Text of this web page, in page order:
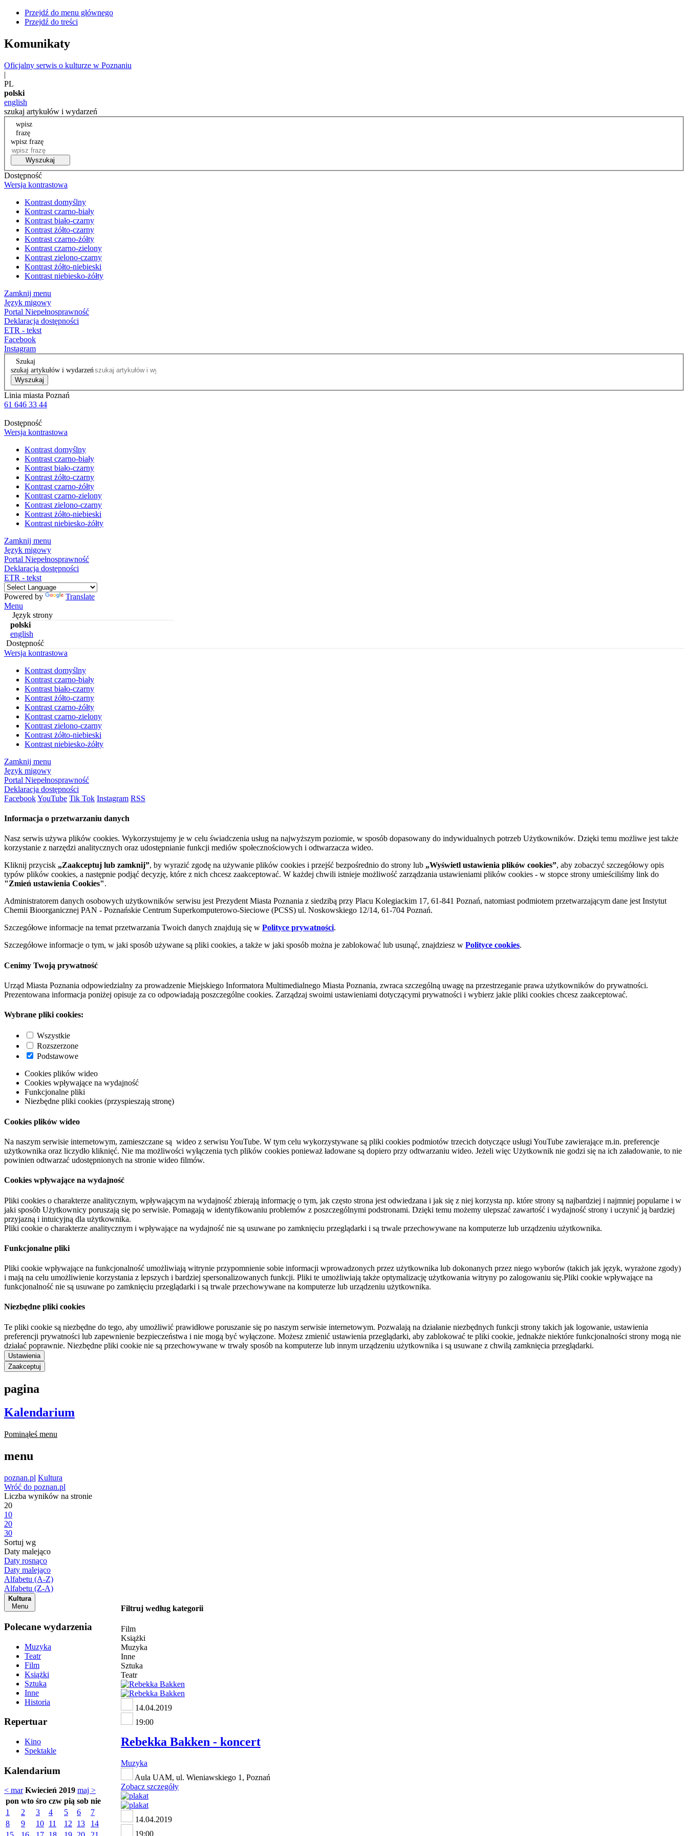
Przejdź do menu głównego
Przejdź do treści
Komunikaty
Oficjalny serwis o kulturze w Poznaniu
|
PL
polski
english
szukaj artykułów i wydarzeń
wpisz
frazę
wpisz frazę
Wyszukaj
Dostępność
Wersja kontrastowa
Kontrast domyślny
Kontrast czarno-biały
Kontrast biało-czarny
Kontrast żółto-czarny
Kontrast czarno-żółty
Kontrast czarno-zielony
Kontrast zielono-czarny
Kontrast żółto-niebieski
Kontrast niebiesko-żółty
Zamknij menu
Język migowy
Portal Niepełnosprawność
Deklaracja dostępności
ETR - tekst
Facebook
Instagram
Szukaj
szukaj artykułów i wydarzeń
Wyszukaj
Linia miasta Poznań
61 646 33 44
Dostępność
Wersja kontrastowa
Kontrast domyślny
Kontrast czarno-biały
Kontrast biało-czarny
Kontrast żółto-czarny
Kontrast czarno-żółty
Kontrast czarno-zielony
Kontrast zielono-czarny
Kontrast żółto-niebieski
Kontrast niebiesko-żółty
Zamknij menu
Język migowy
Portal Niepełnosprawność
Deklaracja dostępności
ETR - tekst
Powered by
Translate
Menu
Język strony
polski
english
Dostępność
Wersja kontrastowa
Kontrast domyślny
Kontrast czarno-biały
Kontrast biało-czarny
Kontrast żółto-czarny
Kontrast czarno-żółty
Kontrast czarno-zielony
Kontrast zielono-czarny
Kontrast żółto-niebieski
Kontrast niebiesko-żółty
Zamknij menu
Język migowy
Portal Niepełnosprawność
Deklaracja dostępności
FacebookYouTube Tik Tok Instagram RSS
Informacja o przetwarzaniu danych
Nasz serwis używa plików cookies. Wykorzystujemy je w celu świadczenia usług na najwyższym poziomie, w sposób dopasowany do indywidualnych potrzeb Użytkowników. Dzięki temu możliwe jest także
korzystanie z narzędzi analitycznych oraz udostępnianie funkcji mediów społecznościowych i odtwarzacza wideo.
Kliknij przycisk „Zaakceptuj lub zamknij”, by wyrazić zgodę na używanie plików cookies i przejść bezpośrednio do strony lub „Wyświetl ustawienia plików cookies”, aby zobaczyć szczegółowy opis
typów plików cookies, a następnie podjąć decyzję, które z nich chcesz zaakceptować. W każdej chwili istnieje możliwość zarządzania ustawieniami plików cookies - w stopce strony umieściliśmy link do
"Zmień ustawienia Cookies".
Administratorem danych osobowych użytkowników serwisu jest Prezydent Miasta Poznania z siedzibą przy Placu Kolegiackim 17, 61-841 Poznań, natomiast podmiotem przetwarzającym dane jest Instytut
Chemii Bioorganicznej PAN - Poznańskie Centrum Superkomputerowo-Sieciowe (PCSS) ul. Noskowskiego 12/14, 61-704 Poznań.
Szczegółowe informacje na temat przetwarzania Twoich danych znajdują się w Polityce prywatności.
Szczegółowe informacje o tym, w jaki sposób używane są pliki cookies, a także w jaki sposób można je zablokować lub usunąć, znajdziesz w Polityce cookies.
Cenimy Twoją prywatność
Urząd Miasta Poznania odpowiedzialny za prowadzenie Miejskiego Informatora Multimedialnego Miasta Poznania, zwraca szczególną uwagę na przestrzeganie prawa użytkowników do prywatności.
Prezentowana informacja poniżej opisuje za co odpowiadają poszczególne cookies. Zarządzaj swoimi ustawieniami dotyczącymi prywatności i wybierz jakie pliki cookies chcesz zaakceptować.
Wybrane pliki cookies:
Wszystkie
Rozszerzone
Podstawowe
Cookies plików wideo
Cookies wpływające na wydajność
Funkcjonalne pliki
Niezbędne pliki cookies (przyspieszają stronę)
Cookies plików wideo
Na naszym serwisie internetowym, zamieszczane są wideo z serwisu YouTube. W tym celu wykorzystywane są pliki cookies podmiotów trzecich dotyczące usługi YouTube zawierające m.in. preferencje
użytkownika oraz liczydło kliknięć. Nie ma możliwości wyłączenia tych plików cookies ponieważ ładowane są dopiero przy odtwarzaniu wideo. Jeżeli więc Użytkownik nie godzi się na ich załadowanie, to nie
powinien odtwarzać udostępnionych na stronie wideo filmów.
Cookies wpływające na wydajność
Pliki cookies o charakterze analitycznym, wpływającym na wydajność zbierają informację o tym, jak często strona jest odwiedzana i jak się z niej korzysta np. które strony są najbardziej i najmniej popularne i w
jaki sposób Użytkownicy poruszają się po serwisie. Pomagają w identyfikowaniu problemów z poszczególnymi podstronami. Dzięki temu możemy ulepszać zawartość i wydajność strony i uczynić ją bardziej
przyjazną i intuicyjną dla użytkownika.
Pliki cookie o charakterze analitycznym i wpływające na wydajność nie są usuwane po zamknięciu przeglądarki i są trwale przechowywane na komputerze lub urządzeniu użytkownika.
Funkcjonalne pliki
Pliki cookie wpływające na funkcjonalność umożliwiają witrynie przypomnienie sobie informacji wprowadzonych przez użytkownika lub dokonanych przez niego wyborów (takich jak język, wyrażone zgody)
i mają na celu umożliwienie korzystania z lepszych i bardziej spersonalizowanych funkcji. Pliki te umożliwiają także optymalizację użytkowania witryny po zalogowaniu się.Pliki cookie wpływające na
funkcjonalność nie są usuwane po zamknięciu przeglądarki i są trwale przechowywane na komputerze lub urządzeniu użytkownika.
Niezbędne pliki cookies
Te pliki cookie są niezbędne do tego, aby umożliwić prawidłowe poruszanie się po naszym serwisie internetowym. Pozwalają na działanie niezbędnych funkcji strony takich jak logowanie, ustawienia
preferencji prywatności lub zapewnienie bezpieczeństwa i nie mogą być wyłączone. Możesz zmienić ustawienia przeglądarki, aby zablokować te pliki cookie, jednakże niektóre funkcjonalności strony mogą nie
działać poprawnie. Niezbędne pliki cookie nie są przechowywane w trwały sposób na komputerze lub innym urządzeniu użytkownika i są usuwane z chwilą zamknięcia przeglądarki.
Ustawienia
Zaakceptuj
pagina
Kalendarium
Pominąłeś menu
menu
poznan.pl Kultura
Wróć do poznan.pl
Liczba wyników na stronie
20
10
20
30
Sortuj wg
Daty malejąco
Daty rosnąco
Daty malejąco
Alfabetu (A-Z)
Alfabetu (Z-A)
Kultura
Menu
Polecane wydarzenia
Muzyka
Teatr
Film
Książki
Sztuka
Inne
Historia
Repertuar
Kino
Spektakle
Kalendarium
< mar Kwiecień 2019 maj >
pon wto śro czw pią sob nie
1
2 3 4 5 6
7
8
9 10 11 12 13
14
Filtruj według kategorii
Film
Książki
Muzyka
Inne
Sztuka
Teatr
14.04.2019
19:00
Rebekka Bakken - koncert
Muzyka
Aula UAM, ul. Wieniawskiego 1, Poznań
Zobacz szczegóły
14.04.2019
19:00